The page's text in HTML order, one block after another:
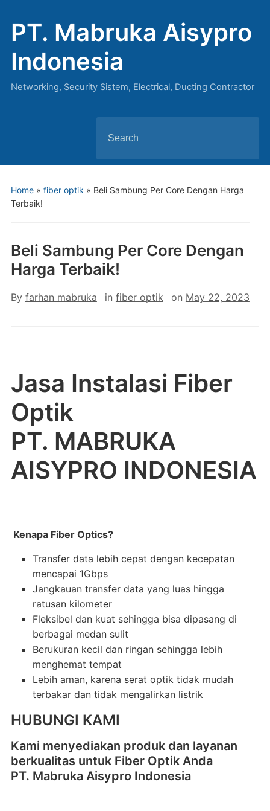
PT. Mabruka Aisypro
Indonesia
Networking, Security Sistem, Electrical, Ducting Contractor
for:
Home» fiber optik » Beli Sambung Per Core Dengan Harga
Terbaik!
Beli Sambung Per Core Dengan
Harga Terbaik!
By farhan mabruka in fiber optik on May 22, 2023
Jasa Instalasi Fiber
Optik
PT. MABRUKA
AISYPRO INDONESIA
Kenapa Fiber Optics?
Transfer data lebih cepat dengan kecepatan
mencapai 1Gbps
Jangkauan transfer data yang luas hingga
ratusan kilometer
Fleksibel dan kuat sehingga bisa dipasang di
berbagai medan sulit
Berukuran kecil dan ringan sehingga lebih
menghemat tempat
Lebih aman, karena serat optik tidak mudah
terbakar dan tidak mengalirkan listrik
HUBUNGI KAMI
Kami menyediakan produk dan layanan
berkualitas untuk Fiber Optik Anda
PT. Mabruka Aisypro Indonesia